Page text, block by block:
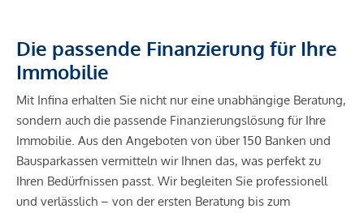
Die passende Finanzierung für Ihre
Immobilie
Mit Infina erhalten Sie nicht nur eine unabhängige Beratung,
sondern auch die passende Finanzierungslösung für Ihre
Immobilie. Aus den Angeboten von über 150 Banken und
Bausparkassen vermitteln wir Ihnen das, was perfekt zu
Ihren Bedürfnissen passt. Wir begleiten Sie professionell
und verlässlich – von der ersten Beratung bis zum